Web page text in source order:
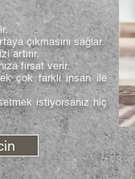
çıkmasını sağlar.
artırır.
fırsat verir.
çok farklı insan ile
istiyorsanız hiç